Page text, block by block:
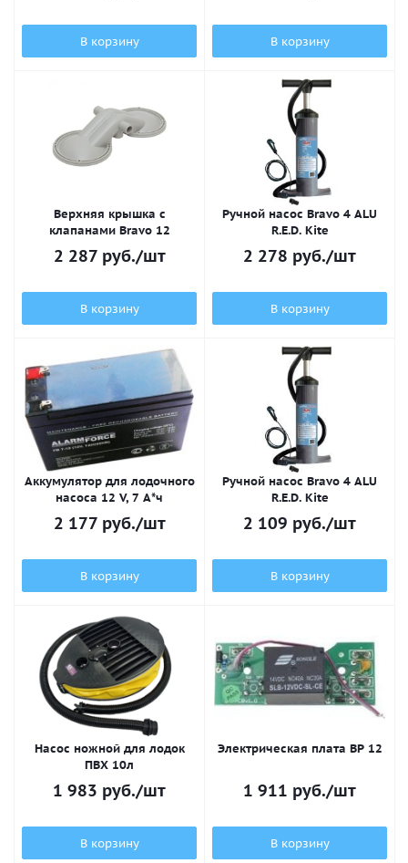
В корзину В корзину
Верхняя крышка с
клапанами Bravo 12
2 287руб./шт
В корзину
Ручной насос Bravo 4 ALU
R.E.D. Kite
2 278 руб./шт
В корзину
Аккумулятор для лодочного
насоса 12 V, 7 А*ч
2 177руб./шт
В корзину
Ручной насос Bravo 4 ALU
R.E.D. Kite
2 109 руб./шт
В корзину
Насос ножной для лодок
ПВХ 10л
1 983 руб./шт
В корзину
Электрическая плата BP 12
1 911 руб./шт
В корзину